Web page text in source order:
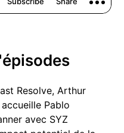
Resolve, Arthur
Pablo
avec SYZ